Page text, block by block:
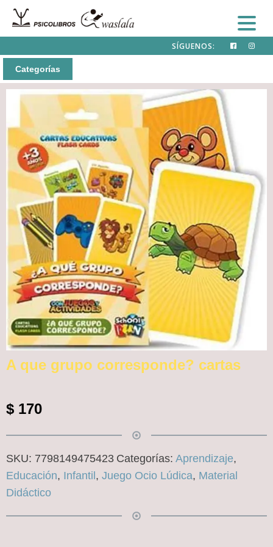
SÍGUENOS:
Categorías
A que grupo corresponde? cartas
$ 170
SKU: 7798149475423 Categorías: Aprendizaje,
Educación, Infantil , Juego Ocio Lúdica, Material
Didáctico